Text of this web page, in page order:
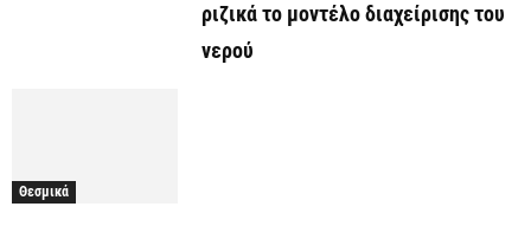
ριζικά το μοντέλο διαχείρισης του
νερού
Θεσμικά